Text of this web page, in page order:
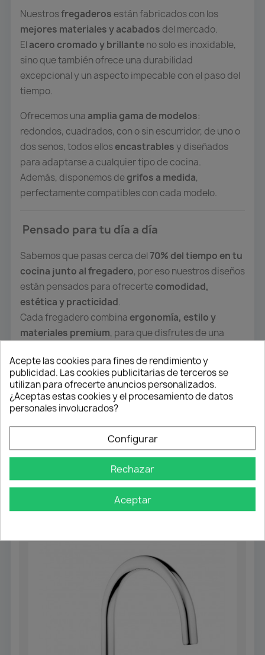
Nuestrosfregaderos están fabricados con los
mejores materiales y acabados del mercado.
El acero cromado y brillanteno solo es inoxidable,
sino que también ofrece una durabilidad
excepcional y un aspecto impecable con el paso del
tiempo.
Ofrecemos una amplia gama de modelos:
redondos, cuadrados, con o sin escurridor, de uno o
dos senos, todos ellosencastrablesy diseñados
para adaptarse a cualquier tipo de cocina.
Además, disponemos degrifos a medida,
perfectamente compatibles con cada modelo.
Pensado para tu día a día
Sabemos que pasas cerca del70% del tiempo en tu
cocina junto al fregadero, por eso nuestros diseños
están pensados para ofrecertecomodidad,
estética y practicidad.
Cada fregadero combina ergonomía, estilo y
materiales premium, para que disfrutes de una
momentos con tu familia.
Elige el Fregadero Aresy disfruta del equilibrio
perfecto entreresistencia, elegancia y
funcionalidad.
Convierte tu cocina en un espacio donde el diseño y
la calidad se encuentran cada día.
También podría interesarle
Acepte las cookies para fines de rendimiento y
publicidad. Las cookies publicitarias de terceros se
utilizan para ofrecerte anuncios personalizados.
¿Aceptas estas cookies y el procesamiento de datos
personales involucrados?
Configurar
Rechazar
Aceptar